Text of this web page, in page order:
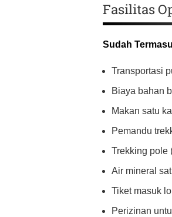
Fasilitas
Sudah
Transportasi
Biaya bahan
Makan satu
Pemandu
Trekking pole
Air mineral
Tiket masuk
Perizinan